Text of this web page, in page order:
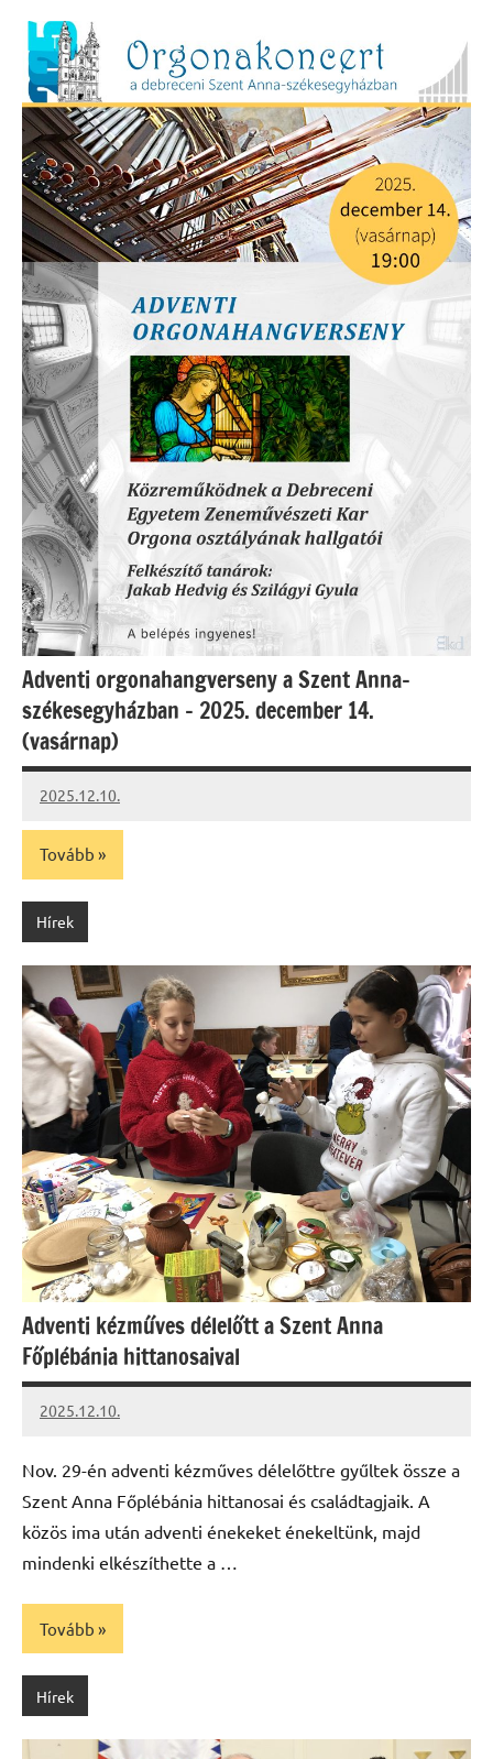
Adventi orgonahangverseny a Szent Anna-
székesegyházban – 2025. december 14.
(vasárnap)
2025.12.10.
Leiszt
Máté
Tovább
Hírek
Adventi kézműves délelőtt a Szent Anna
Főplébánia hittanosaival
2025.12.10.
Leiszt
Nov. 29-én adventi kézműves délelőttre gyűltek össze a
Szent Anna Főplébánia hittanosai és családtagjaik. A
közös ima után adventi énekeket énekeltünk, majd
mindenki elkészíthette a …
Tovább
Hírek